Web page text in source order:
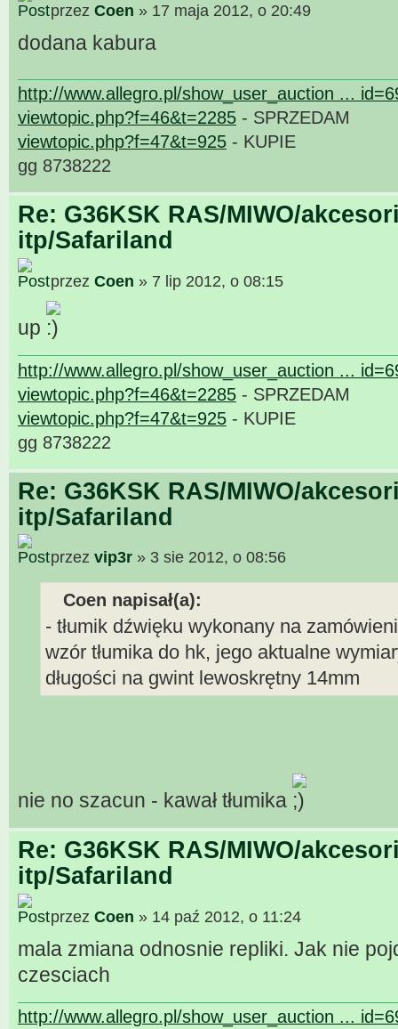
przez Coen » 17 maja 2012, o 20:49
dodana kabura
http://www.allegro.pl/show_user_auction ...
viewtopic.php?f=46&t=2285 - SPRZEDAM
viewtopic.php?f=47&t=925 - KUPIE
gg 8738222
Re: G36KSK RAS/MIWO/
itp/Safariland
przez Coen » 7 lip 2012, o 08:15
up
http://www.allegro.pl/show_user_auction ...
viewtopic.php?f=46&t=2285 - SPRZEDAM
viewtopic.php?f=47&t=925 - KUPIE
gg 8738222
Re: G36KSK RAS/MIWO/
itp/Safariland
przez vip3r » 3 sie 2012, o 08:56
Coen napisał(a):
- tłumik dźwięku wykonany na
wzór tłumika do hk, jego aktualne
długości na gwint lewoskrętny 14mm
nie no szacun - kawał tłumika
Re: G36KSK RAS/MIWO/
itp/Safariland
przez Coen » 14 paź 2012, o 11:24
mala zmiana odnosnie repliki. Jak nie
czesciach
http://www.allegro.pl/show_user_auction ...